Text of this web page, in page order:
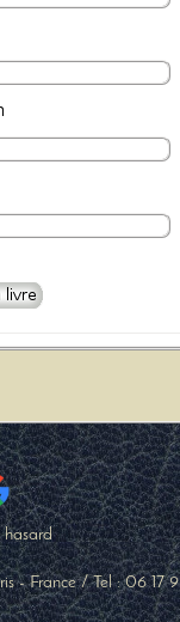
hasard
-France / Tel :06 17